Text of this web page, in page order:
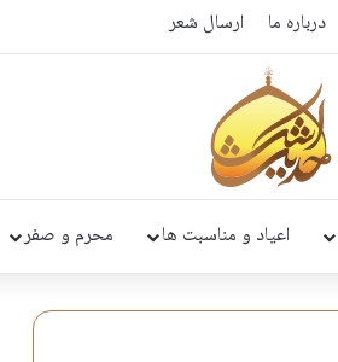
درباره ما ارسال شعر
اعیاد و مناسبت ها محرم و صفر